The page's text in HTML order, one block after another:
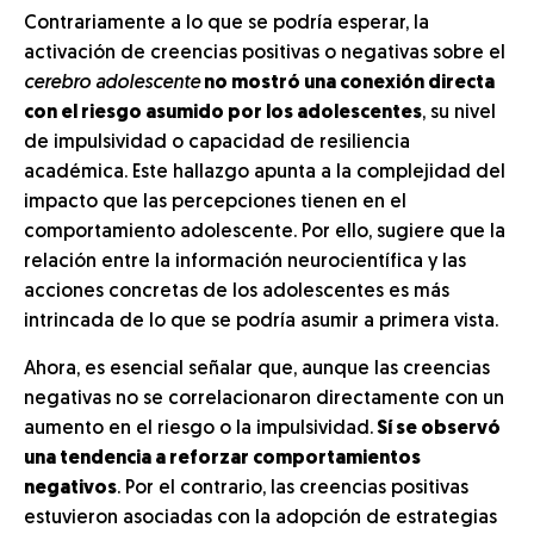
Contrariamente a lo que se podría esperar, la
activación de creencias positivas o negativas sobre el
cerebro adolescenteno mostró una conexión directa
con el riesgo asumido por los adolescentes, su nivel
de impulsividad o capacidad de resiliencia
académica. Este hallazgo apunta a la complejidad del
impacto que las percepciones tienen en el
comportamiento adolescente. Por ello, sugiere que la
relación entre la información neurocientífica y las
acciones concretas de los adolescentes es más
intrincada de lo que se podría asumir a primera vista.
Ahora, es esencial señalar que, aunque las creencias
negativas no se correlacionaron directamente con un
aumento en el riesgo o la impulsividad.Sí se observó
una tendencia a reforzar comportamientos
negativos. Por el contrario, las creencias positivas
estuvieron asociadas con la adopción de estrategias